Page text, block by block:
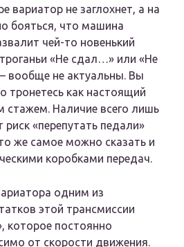
вариатор не заглохнет, а на
бояться, что машина
чей-то новенький
«Не сдал…» или «Не
вообще не актуальны. Вы
тронетесь как настоящий
стажем. Наличие всего лишь
«перепутать педали»
же самое можно сказать и
коробками передач.
одним из
этой трансмиссии
которое постоянно
от скорости движения.